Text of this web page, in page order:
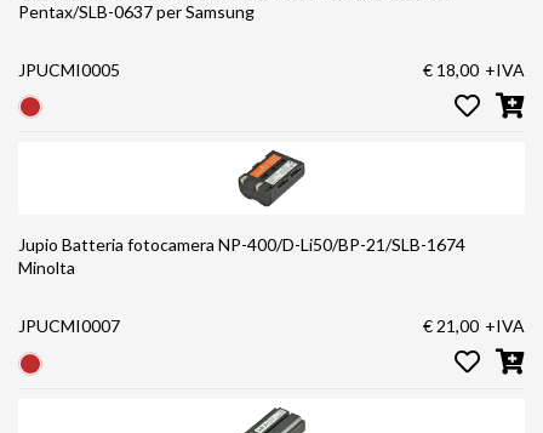
Pentax/SLB-0637 per Samsung
JPUCMI0005 € 18,00 +IVA
Jupio Batteria fotocamera NP-400/D-Li50/BP-21/SLB-1674
Minolta
JPUCMI0007 € 21,00 +IVA